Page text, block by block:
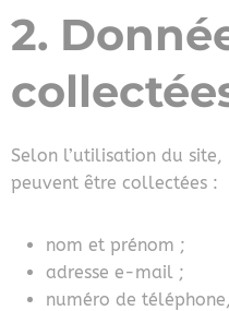
2.
Selon l’utilisation du site,
peuvent être collectées :
nom et prénom ;
adresse e-mail ;
numéro de